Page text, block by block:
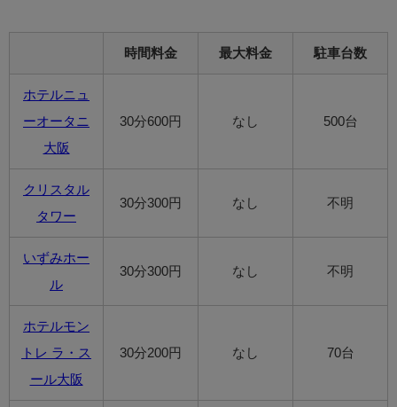
時間料金 最大料金 駐車台数
ホテルニュ
ーオータニ
大阪
30分600円 なし 500台
クリスタル
タワー
30分300円 なし 不明
いずみホー
ル
30分300円 なし 不明
ホテルモン
トレ ラ・ス
ール大阪
30分200円 なし 70台